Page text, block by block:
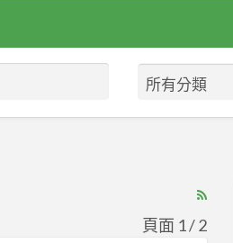
RSS
Feed
頁面 1 / 2